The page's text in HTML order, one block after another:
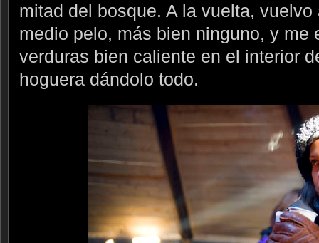
mitad del bosque. A la vuelta,
medio pelo, más bien ninguno, y me
verduras bien caliente en el interior
hoguera dándolo todo.